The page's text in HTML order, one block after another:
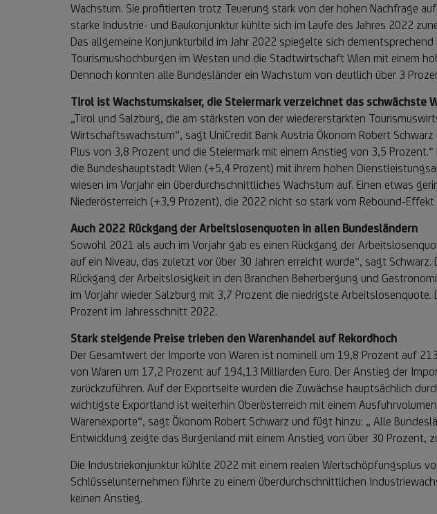
Wachstum. Sie profitierten trotz Teuerung stark von der hohen Nachfrage
starke Industrie- und Baukonjunktur kühlte sich im Laufe des Jahres 2022
Das allgemeine Konjunkturbild im Jahr 2022 spiegelte sich
Tourismushochburgen im Westen und die Stadtwirtschaft Wien mit einem
Dennoch konnten alle Bundesländer ein Wachstum von deutlich über 3
Tirol ist Wachstumskaiser, die Steiermark verzeichnet das schwächste
„Tirol und Salzburg, die am stärksten von der wiedererstarkten
Wirtschaftswachstum“, sagt UniCredit Bank Austria Ökonom Robert
Plus von 3,8 Prozent und die Steiermark mit einem Anstieg von 3,5
die Bundeshauptstadt Wien (+5,4 Prozent) mit ihrem hohen
wiesen im Vorjahr ein überdurchschnittliches Wachstum auf. Einen etwas
Niederösterreich (+3,9 Prozent), die 2022 nicht so stark vom Rebound-
Auch 2022 Rückgang der Arbeitslosenquoten in allen Bundesländern
Sowohl 2021 als auch im Vorjahr gab es einen Rückgang der
auf ein Niveau, das zuletzt vor über 30 Jahren erreicht wurde“, sagt
Rückgang der Arbeitslosigkeit in den Branchen Beherbergung und
im Vorjahr wieder Salzburg mit 3,7 Prozent die niedrigste
Prozent im Jahresschnitt 2022.
Stark steigende Preise trieben den Warenhandel auf Rekordhoch
Der Gesamtwert der Importe von Waren ist nominell um 19,8 Prozent auf
von Waren um 17,2 Prozent auf 194,13 Milliarden Euro. Der Anstieg der
zurückzuführen. Auf der Exportseite wurden die Zuwächse hauptsächlich
wichtigste Exportland ist weiterhin Oberösterreich mit einem
Warenexporte“, sagt Ökonom Robert Schwarz und fügt hinzu: „ Alle
Entwicklung zeigte das Burgenland mit einem Anstieg von über 30 Prozent,
Die Industriekonjunktur kühlte 2022 mit einem realen Wertschöpfungsplus
Schlüsselunternehmen führte zu einem überdurchschnittlichen
keinen Anstieg.